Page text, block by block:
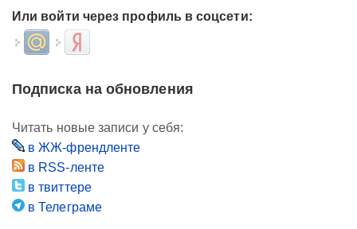
Или войти через профиль в соцсети:
Login with Mail.ruLogin with Яндекс
Подписка на обновления
Читать новые записи у себя:
в ЖЖ-френдленте
в RSS-ленте
в твиттере
в Телеграме